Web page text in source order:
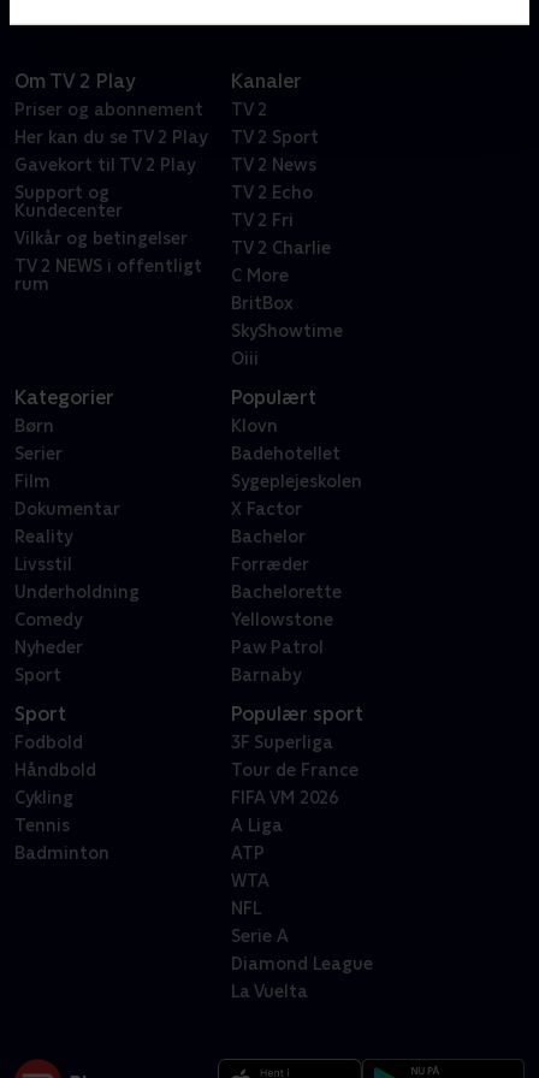
Om TV 2 Play
Priser og abonnement
Her kan du se TV 2 Play
Gavekort til TV 2 Play
Support og
Kundecenter
Vilkår og betingelser
TV 2 NEWS i offentligt
rum
Kanaler
TV 2
TV 2 Sport
TV 2 News
TV 2 Echo
TV 2 Fri
TV 2 Charlie
C More
BritBox
SkyShowtime
Oiii
Kategorier
Børn
Serier
Film
Dokumentar
Reality
Livsstil
Underholdning
Comedy
Nyheder
Sport
Populært
Klovn
Badehotellet
Sygeplejeskolen
X Factor
Bachelor
Forræder
Bachelorette
Yellowstone
Paw Patrol
Barnaby
Sport
Fodbold
Håndbold
Cykling
Tennis
Badminton
Populær sport
3F Superliga
Tour de France
FIFA VM 2026
A Liga
ATP
WTA
NFL
Serie A
Diamond League
La Vuelta